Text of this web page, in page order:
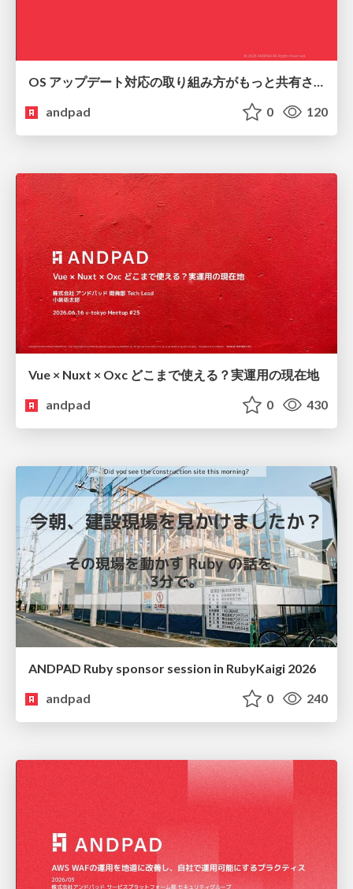
OS アップデート対応の取り組み方がもっと共有されてほしい
andpad
0 120
Vue × Nuxt × Oxc どこまで使える？実運用の現在地
andpad
0 430
ANDPAD Ruby sponsor session in RubyKaigi 2026
andpad
0 240